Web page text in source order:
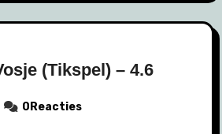
(Tikspel) – 4.6
0Reacties